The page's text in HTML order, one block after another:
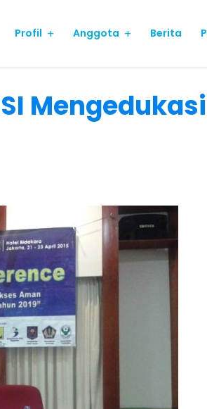
Profil Anggota Berita